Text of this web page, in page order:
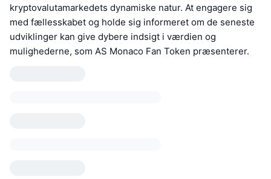
kryptovalutamarkedets dynamiske natur. At engagere sig
med fællesskabet og holde sig informeret om de seneste
udviklinger kan give dybere indsigt i værdien og
mulighederne, som AS Monaco Fan Token præsenterer.